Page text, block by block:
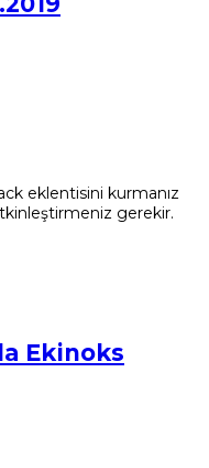
eklentisini kurmanız
gerekir.
Ekinoks